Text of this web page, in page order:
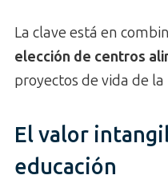
La clave está en
elección de centros
proyectos de vida de
El valor
educación